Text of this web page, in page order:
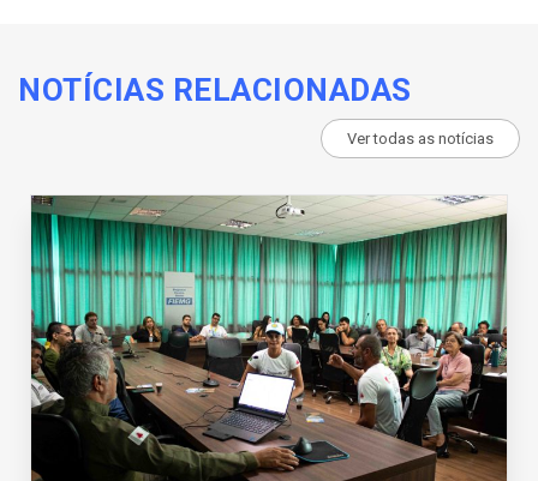
NOTÍCIAS RELACIONADAS
Ver todas as notícias